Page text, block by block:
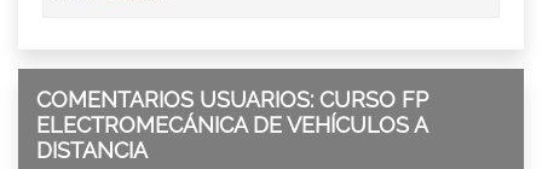
COMENTARIOS USUARIOS: CURSO FP
ELECTROMECÁNICA DE VEHÍCULOS A
DISTANCIA